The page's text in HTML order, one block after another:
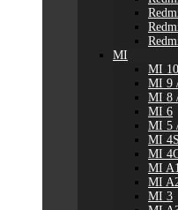
MI
MI
MI 9
MI 8
MI 6
MI 5
MI 4S
MI
MI
MI
MI 3